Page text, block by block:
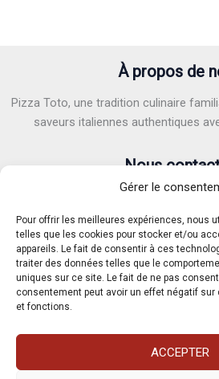
Gérer le
Pour offrir les meilleures expériences, nous
telles que les cookies pour stocker et/ou
appareils. Le fait de consentir à ces
traiter des données telles que le
uniques sur ce site. Le fait de ne pas
consentement peut avoir un effet négatif
et fonctions.
ACCEPTER
À propos de
Pizza Toto, une tradition culinaire
saveurs italiennes authentiques
Nous
E-mail :
Téléphone : 05.58.90.82.71/
Condition Générales
Politique de cookies